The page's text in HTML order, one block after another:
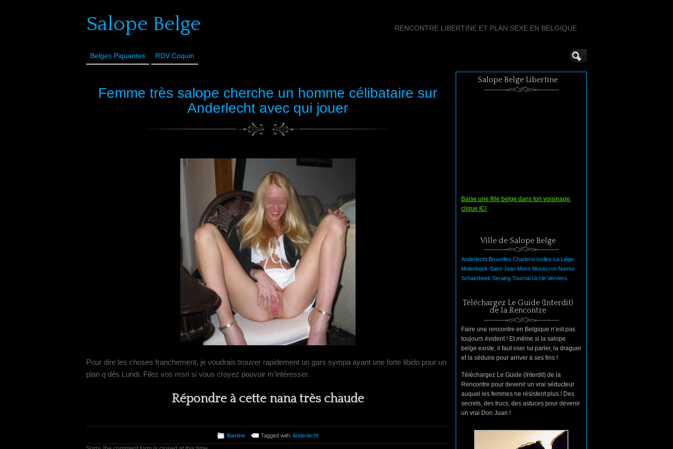
Salope Belge RENCONTRE LIBERTINE ET PLAN SEXE EN BELGIQUE
Belges Piquantes RDV Coquin
Femme très salope cherche un homme célibataire sur
Anderlecht avec qui jouer
Pour dire les choses franchement, je voudrais trouver rapidement un gars sympa ayant une forte libido pour un
plan q dès Lundi. Filez vos msn si vous croyez pouvoir m’intéresser.
Répondre à cette nana très chaude
libertine Tagged with: Anderlecht
Salope Belge Libertine
Baise une fille belge dans ton voisinage,
clique ICI
Ville de Salope Belge
Anderlecht Bruxelles Charleroi Ixelles La Liège
Molenbeek-Saint-Jean Mons Mouscron Namur
Schaerbeek Seraing Tournai Uccle Verviers
Téléchargez Le Guide (Interdit)
de la Rencontre
Faire une rencontre en Belgique n’est pas
toujours évident ! Et même si la salope
belge existe, il faut oser lui parler, la draguer
et la séduire pour arriver à ses fins !
Téléchargez Le Guide (Interdit) de la
Rencontre pour devenir un vrai séducteur
auquel les femmes ne résistent plus ! Des
secrets, des trucs, des astuces pour devenir
un vrai Don Juan !